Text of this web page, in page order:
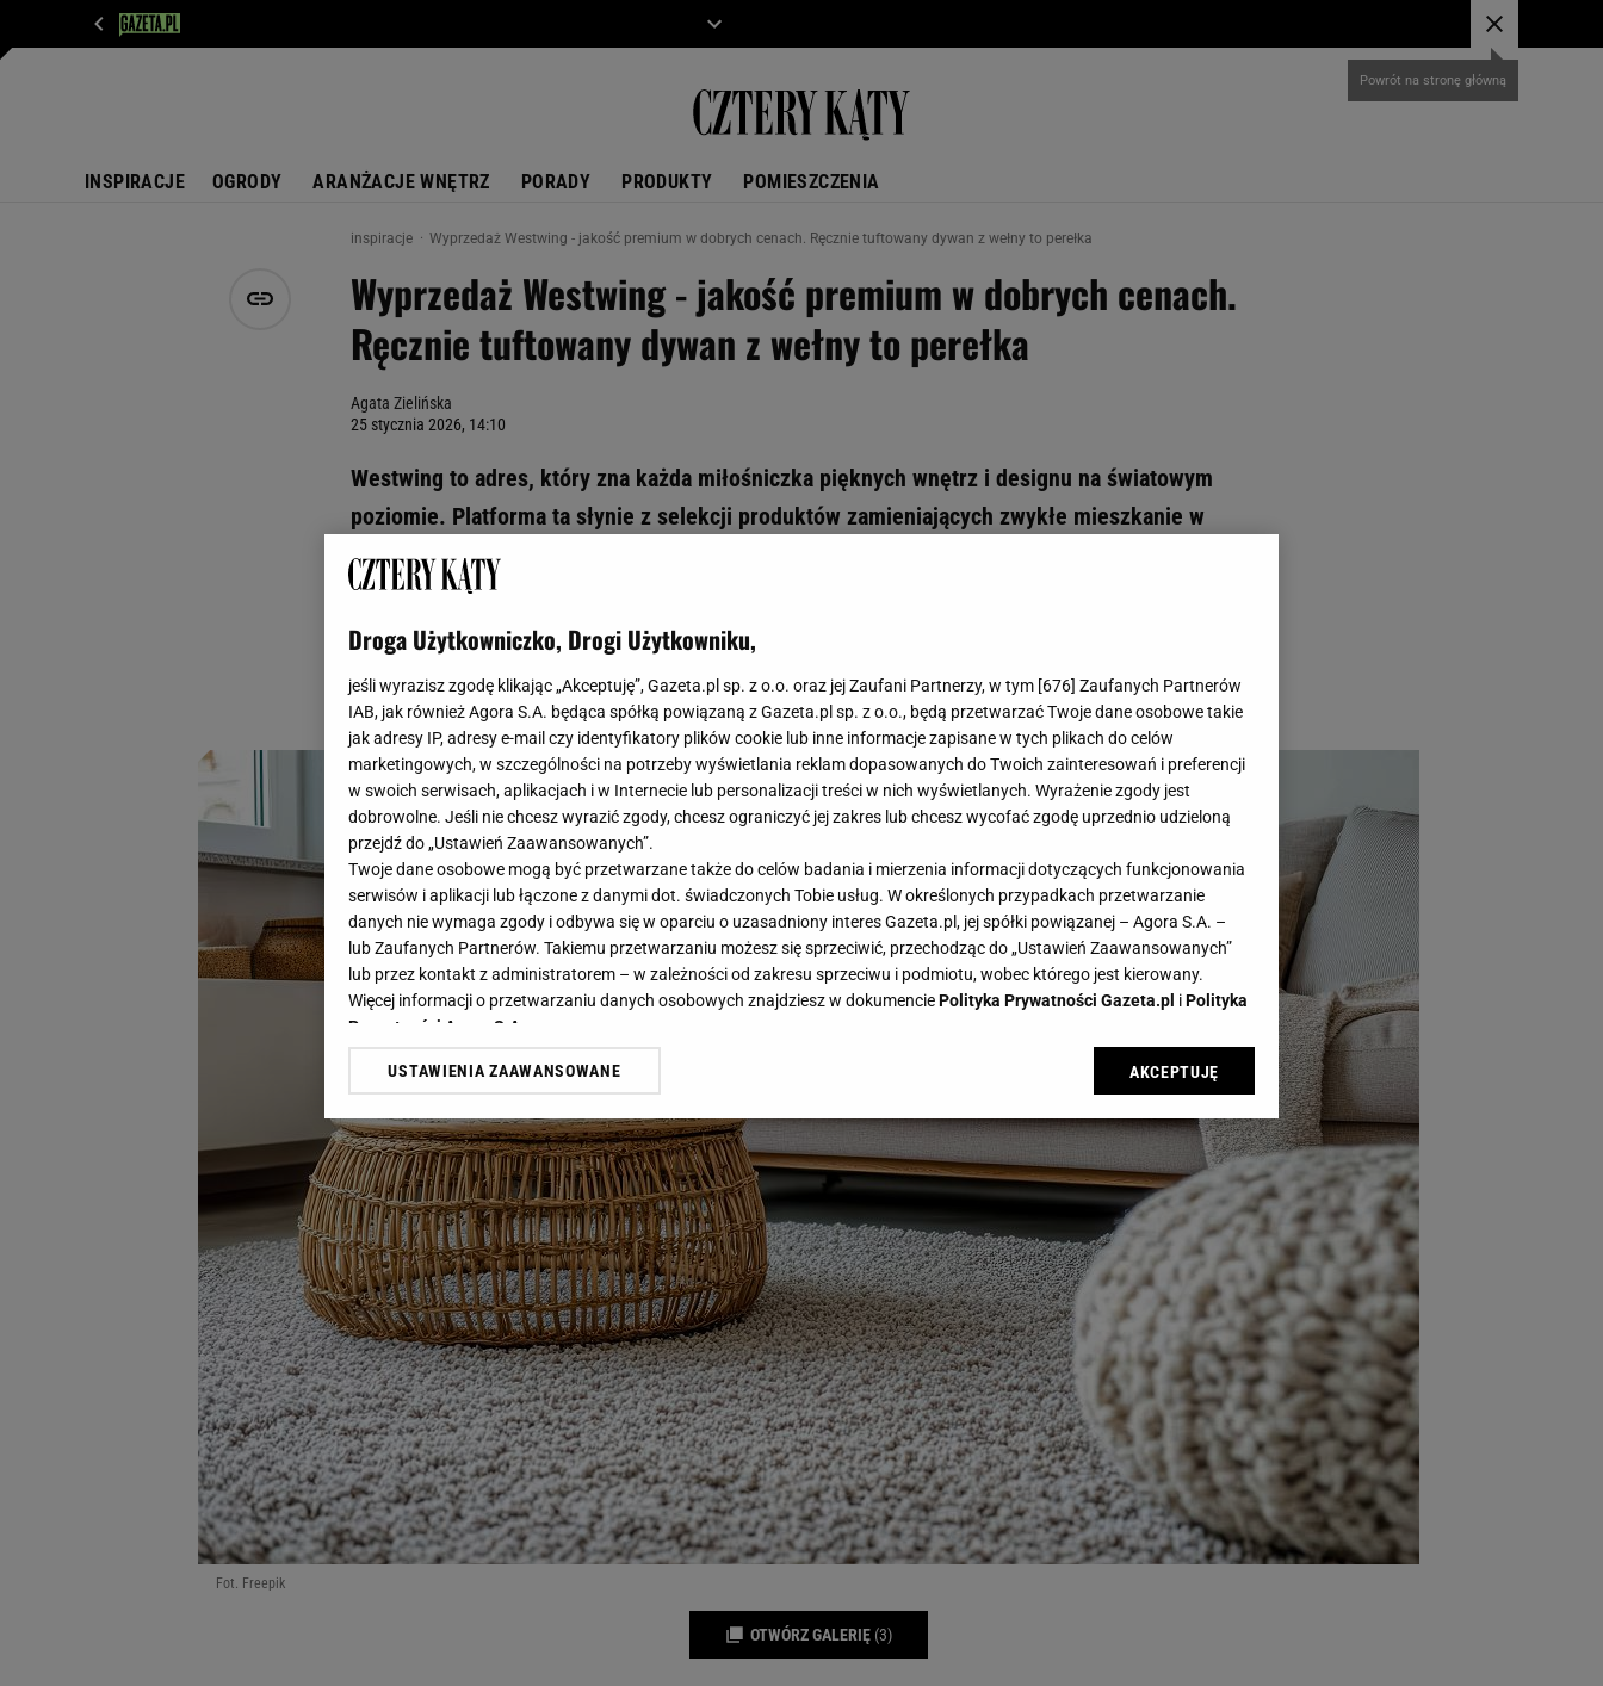
INSPIRACJE OGRODY ARANŻACJE WNĘTRZ PORADY PRODUKTY POMIESZCZENIA
inspiracje Wyprzedaż Westwing - jakość premium w dobrych cenach. Ręcznie tuftowany dywan z wełny to perełka
Wyprzedaż Westwing - jakość premium w dobrych cenach.
Ręcznie tuftowany dywan z wełny to perełka
Agata Zielińska
25 stycznia 2026, 14:10
Westwing to adres, który zna każda miłośniczka pięknych wnętrz i designu na światowym
poziomie. Platforma ta słynie z selekcji produktów zamieniających zwykłe mieszkanie w
apartament z okładki magazynu, ale zazwyczaj ich regularne ceny są dość wysokie. Mamy
jednak świetną wiadomość, bo właśnie ruszyła wielka wyprzedaż obejmująca asortyment
premium. Wśród przecenionych skarbów znalazła się prawdziwa perełka, czyli ręcznie
wprowadzić do domu odrobinę luksusu bez bankructwa.
Fot. Freepik
OTWÓRZ GALERIĘ (3)
Droga Użytkowniczko, Drogi Użytkowniku,
jeśli wyrazisz zgodę klikając „Akceptuję”, Gazeta.pl sp. z o.o. oraz jej Zaufani Partnerzy, w tym [676] Zaufanych Partnerów
IAB, jak również Agora S.A. będąca spółką powiązaną z Gazeta.pl sp. z o.o., będą przetwarzać Twoje dane osobowe takie
jak adresy IP, adresy e-mail czy identyfikatory plików cookie lub inne informacje zapisane w tych plikach do celów
marketingowych, w szczególności na potrzeby wyświetlania reklam dopasowanych do Twoich zainteresowań i preferencji
w swoich serwisach, aplikacjach i w Internecie lub personalizacji treści w nich wyświetlanych. Wyrażenie zgody jest
dobrowolne. Jeśli nie chcesz wyrazić zgody, chcesz ograniczyć jej zakres lub chcesz wycofać zgodę uprzednio udzieloną
przejdź do „Ustawień Zaawansowanych”.
Twoje dane osobowe mogą być przetwarzane także do celów badania i mierzenia informacji dotyczących funkcjonowania
serwisów i aplikacji lub łączone z danymi dot. świadczonych Tobie usług. W określonych przypadkach przetwarzanie
danych nie wymaga zgody i odbywa się w oparciu o uzasadniony interes Gazeta.pl, jej spółki powiązanej – Agora S.A. –
lub Zaufanych Partnerów. Takiemu przetwarzaniu możesz się sprzeciwić, przechodząc do „Ustawień Zaawansowanych”
lub przez kontakt z administratorem – w zależności od zakresu sprzeciwu i podmiotu, wobec którego jest kierowany.
Więcej informacji o przetwarzaniu danych osobowych znajdziesz w dokumenciePolityka Prywatności Gazeta.pl iPolityka
Prywatności Agora S.A.
Klikając „Akceptuję” wyrażasz też zgodę na zainstalowanie i przechowywanie plików cookie Gazeta.pl sp. z o.o., jej
dotyczące plików cookie, wywołując narzędzie do zarządzania twoimi preferencjami dot. przetwarzania danych poprzez
odnośnik „Ustawienia prywatności ” w stopce serwisu i przechodząc do „Ustawień Zaawansowanych”. Zmiana ustawień
plików cookie możliwa jest także za pomocą ustawień przeglądarki.
My, nasi Zaufani Partnerzy i Agora S.A. możemy przetwarzać dane osobowe w następujących celach:
Użycie dokładnych danych geolokalizacyjnych. Aktywne skanowanie charakterystyki urządzenia do celów identyfikacji.
Przechowywanie informacji na urządzeniu lub dostęp do nich. Spersonalizowane reklamy i treści, pomiar reklam i treści,
badnie odbiorców i ulepszanie usług.Lista Zaufanych Partnerów
USTAWIENIA ZAAWANSOWANE AKCEPTUJĘ